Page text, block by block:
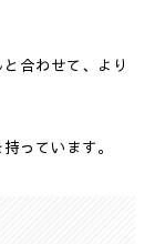
合わせて、より
っています。